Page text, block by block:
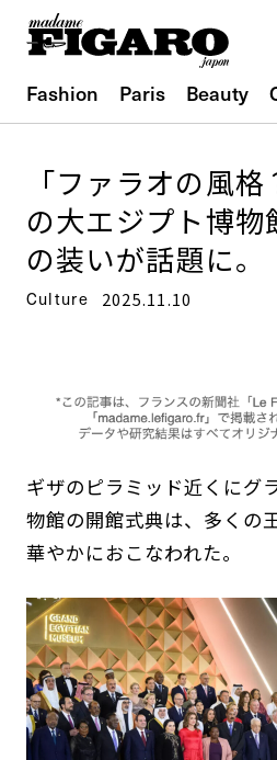
Fashion Paris Beauty
「ファラオの風
の大エジプト博物
の装いが話題に。
Culture 2025.11.10
ギザのピラミッド近くにグ
物館の開館式典は、多くの
華やかにおこなわれた。